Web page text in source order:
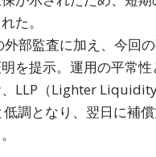
た。
部監査に加え、今回
を提示。運用の平常
LLP（Lighter
調となり、翌日に補